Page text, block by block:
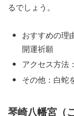
るでしょう。
おすすめの理
開運祈願
アクセス方法
その他：白蛇
琴崎八幡宮（